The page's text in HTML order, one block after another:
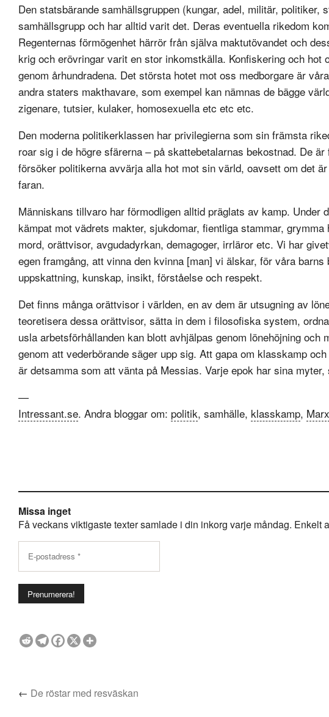
Den statsbärande samhällsgruppen (kungar, adel, militär, politiker,
samhällsgrupp och har alltid varit det. Deras eventuella rikedom
Regenternas förmögenhet härrör från själva maktutövandet och
krig och erövringar varit en stor inkomstkälla. Konfiskering och hot
genom århundradena. Det största hotet mot oss medborgare är
andra staters makthavare, som exempel kan nämnas de bägge
zigenare, tutsier, kulaker, homosexuella etc etc etc.
Den moderna politikerklassen har privilegierna som sin främsta
roar sig i de högre sfärerna – på skattebetalarnas bekostnad. De
försöker politikerna avvärja alla hot mot sin värld, oavsett om det
faran.
Människans tillvaro har förmodligen alltid präglats av kamp. Under
kämpat mot vädrets makter, sjukdomar, fientliga stammar,
mord, orättvisor, avgudadyrkan, demagoger, irrläror etc. Vi har
egen framgång, att vinna den kvinna [man] vi älskar, för våra
uppskattning, kunskap, insikt, förståelse och respekt.
Det finns många orättvisor i världen, en av dem är utsugning av
teoretisera dessa orättvisor, sätta in dem i filosofiska system,
usla arbetsförhållanden kan blott avhjälpas genom lönehöjning och
genom att vederbörande säger upp sig. Att gapa om klasskamp
är detsamma som att vänta på Messias. Varje epok har sina
—
Intressant.se. Andra bloggar om: politik, samhälle, klasskamp, Marx
Missa inget
Få veckans viktigaste texter samlade i din inkorg varje måndag. Enkelt
← De röstar med resväskan